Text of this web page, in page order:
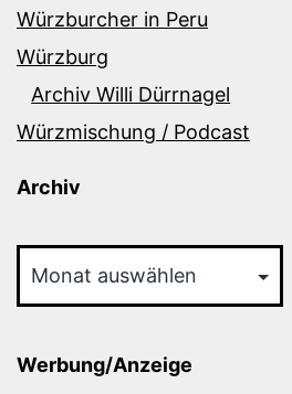
Würzburcher in Peru
Würzburg
Archiv Willi Dürrnagel
Würzmischung / Podcast
Archiv
Werbung/Anzeige